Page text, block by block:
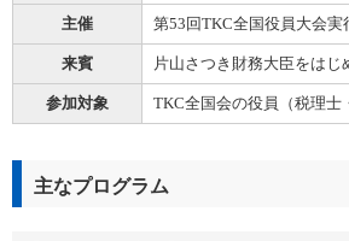
主催 第53回TKC全国役員大会
来賓 片山さつき財務大臣をは
参加対象 TKC全国会の役員（税理士
主なプログラム